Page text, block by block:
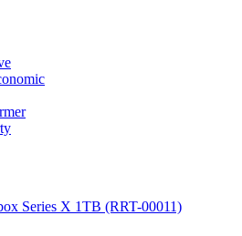
Series X 1TB (RRT-00011)